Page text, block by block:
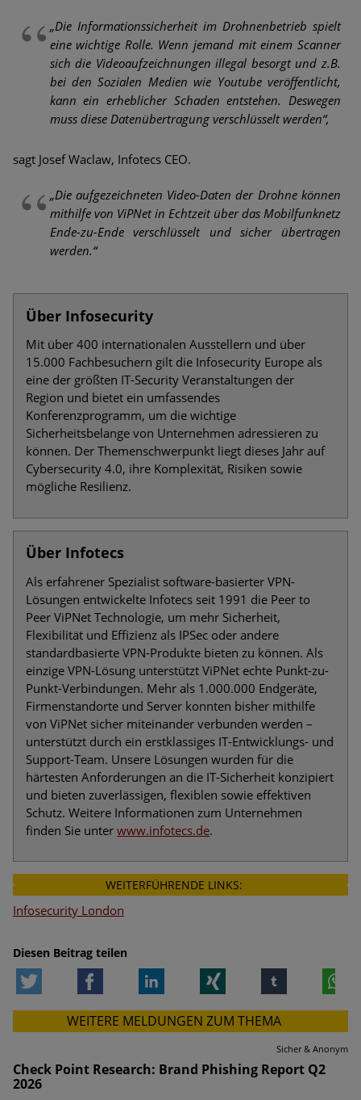
„Die Informationssicherheit im Drohnenbetrieb spielt
eine wichtige Rolle. Wenn jemand mit einem Scanner
sich die Videoaufzeichnungen illegal besorgt und z.B.
bei den Sozialen Medien wie Youtube veröffentlicht,
kann ein erheblicher Schaden entstehen. Deswegen
muss diese Datenübertragung verschlüsselt werden“,
sagt Josef Waclaw, Infotecs CEO.
„Die aufgezeichneten Video-Daten der Drohne können
mithilfe von ViPNet in Echtzeit über das Mobilfunknetz
Ende-zu-Ende verschlüsselt und sicher übertragen
werden.“
Über Infosecurity
Mit über 400 internationalen Ausstellern und über
15.000 Fachbesuchern gilt die Infosecurity Europe als
eine der größten IT-Security Veranstaltungen der
Region und bietet ein umfassendes
Konferenzprogramm, um die wichtige
Sicherheitsbelange von Unternehmen adressieren zu
können. Der Themenschwerpunkt liegt dieses Jahr auf
Cybersecurity 4.0, ihre Komplexität, Risiken sowie
mögliche Resilienz.
Über Infotecs
Als erfahrener Spezialist software-basierter VPN-
Lösungen entwickelte Infotecs seit 1991 die Peer to
Peer ViPNet Technologie, um mehr Sicherheit,
Flexibilität und Effizienz als IPSec oder andere
standardbasierte VPN-Produkte bieten zu können. Als
einzige VPN-Lösung unterstützt ViPNet echte Punkt-zu-
Punkt-Verbindungen. Mehr als 1.000.000 Endgeräte,
Firmenstandorte und Server konnten bisher mithilfe
von ViPNet sicher miteinander verbunden werden –
unterstützt durch ein erstklassiges IT-Entwicklungs- und
Support-Team. Unsere Lösungen wurden für die
härtesten Anforderungen an die IT-Sicherheit konzipiert
und bieten zuverlässigen, flexiblen sowie effektiven
Schutz. Weitere Informationen zum Unternehmen
finden Sie unterwww.infotecs.de.
WEITERFÜHRENDE LINKS:
Infosecurity London
Diesen Beitrag teilen
Facebook LinkedIn tumblr
WEITERE MELDUNGEN ZUM THEMA
Sicher & Anonym
Check Point Research: Brand Phishing Report Q2
2026